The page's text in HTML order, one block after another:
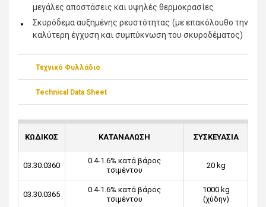
μεγάλες αποστάσεις και υψηλές θερμοκρασίες
Σκυρόδεμα αυξημένης ρευστότητας (με επακόλουθο την
καλύτερη έγχυση και συμπύκνωση του σκυροδέματος)
Τεχνικό Φυλλάδιο
Technical Data Sheet
ΚΩΔΙΚΟΣ ΚΑΤΑΝΑΛΩΣΗ ΣΥΣΚΕΥΑΣΙΑ
03.30.0360
0.4-1.6% κατά βάρος
τσιμέντου
20 kg
03.30.0365
0.4-1.6% κατά βάρος
τσιμέντου
1000 kg
(χύδην)